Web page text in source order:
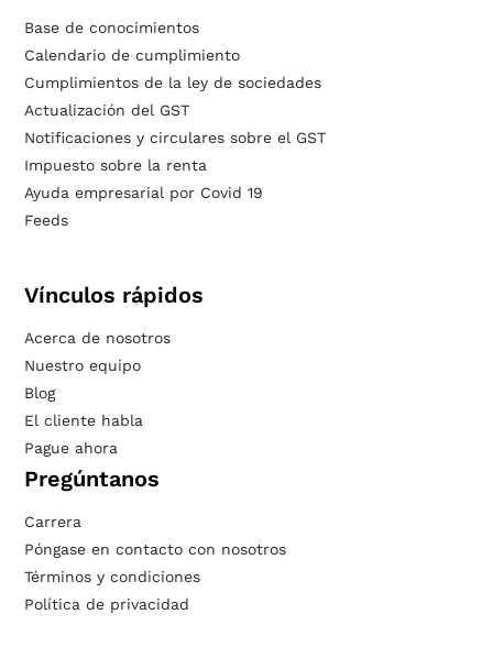
Base de conocimientos
Calendario de cumplimiento
Cumplimientos de la ley de sociedades
Actualización del GST
Notificaciones y circulares sobre el GST
Impuesto sobre la renta
Ayuda empresarial por Covid 19
Feeds
Vínculos rápidos
Acerca de nosotros
Nuestro equipo
Blog
El cliente habla
Pague ahora
Pregúntanos
Carrera
Póngase en contacto con nosotros
Términos y condiciones
Política de privacidad